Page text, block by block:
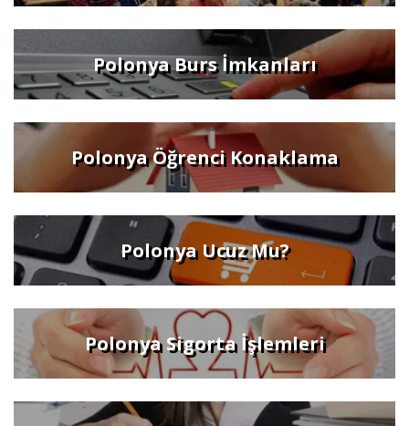
Polonya Burs İmkanları
Polonya Öğrenci Konaklama
Polonya Ucuz Mu?
Polonya Sigorta İşlemleri